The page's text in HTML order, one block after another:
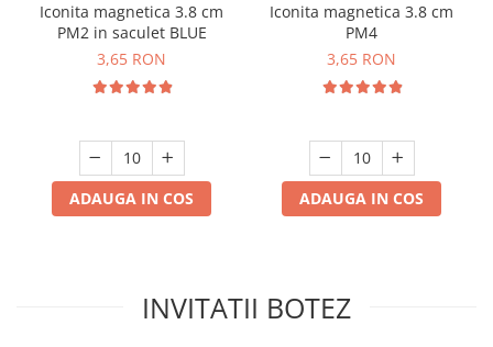
Iconita magnetica 3.8 cm
PM2 in saculet BLUE
3,65 RON
ADAUGA IN COS
Iconita magnetica 3.8 cm
PM4
3,65 RON
ADAUGA IN COS
INVITATII BOTEZ